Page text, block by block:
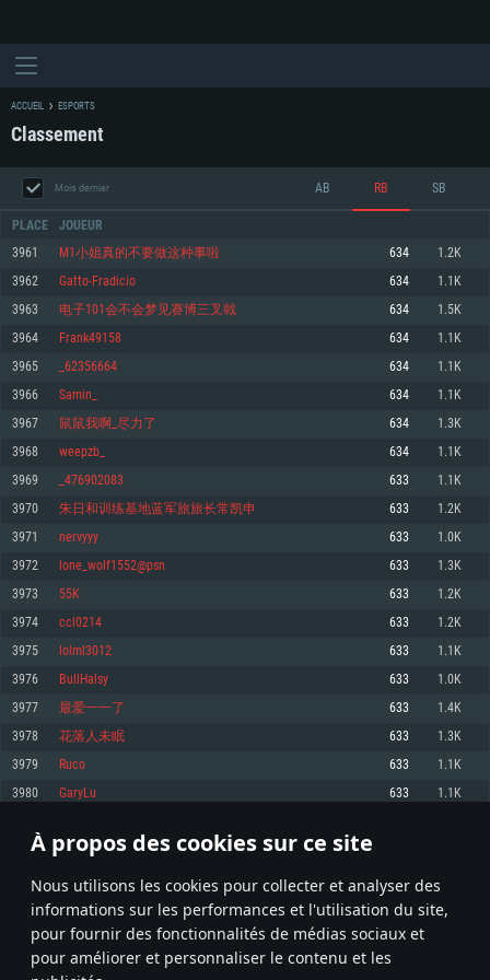
À propos des cookies sur ce site
Nous utilisons les cookies pour collecter et analyser des
informations sur les performances et l'utilisation du site,
pour fournir des fonctionnalités de médias sociaux et
pour améliorer et personnaliser le contenu et les
CONFIGURATION SYSTÈME REQUISE
Minimum
OS: Windows 10 (64 bit)
Processeur: Dual-Core 2.2 GHz
Mémoire: 4 GB
Carte graphique supportant DirectX 11: AMD Radeon 77XX / NVIDIA
GeForce GTX 660. La résolution minimale supportée par le jeu est de 720p
Connection: Connexion Internet à haut débit
Disque dur: 23.1 Go (client minimal)
Recommandée
1060 et plus, Radeon RX 570 et plus.
Disque dur: 75.9 Go (client complet)
Minimum
OS: Mac OS Big Sur 11.0 ou plus récent
Processeur: Core i5, minimum 2.2GHz (Les processeurs Intel Xeon ne sont
pas supportés)
Mémoire: 6 GB
Carte graphique: Intel Iris Pro 5200 (Mac), ou analogue AMD/Nvidia. La
résolution minimale supportée par le jeu est de 720p.
Connection: Connexion Internet à haut débit
Disque dur: 62,2 Go (client minimal)
Recommandée
OS: Mac OS Big Sur 11.0 ou plus récent
Processeur: Core i7 (Les processeurs Intel Xeon ne sont pas supportés)
Mémoire: 8 GB
Carte graphique: Radeon Vega II ou plus avec support de Metal
Disque dur: 62,2 Go (client complet)
Minimum
OS: Les configurations Linux 64 bits les plus modernes
Processeur: Dual-Core 2.4 GHz
Mémoire: 4 GB
Carte graphique: NVIDIA 660 avec les derniers drivers (moins de 6 mois) /
de même pour AMD (La résolution minimale supportée par le jeu est de
720p)
Connection: Connexion Internet à haut débit
Disque dur: 62,2 Go (client minimal)
Recommandée
OS: Ubuntu 20.04 64bit
Processeur: Intel Core i7
Mémoire: 8 GB
Carte graphique: NVIDIA 1060 avec les derniers drivers (moins de 6 mois) /
6 mois et supportant Vulkan
Connection: Connexion Internet à haut débit
Disque dur: 60,2 Go (client complet)
ACCUEIL ESPORTS
Classement
Mois dernier AB RB SB
PLACE JOUEUR
3961 M1小姐真的不要做这种事啦 634 1.2K
3962 Gatto-Fradicio 634 1.1K
3963 电子101会不会梦见赛博三叉戟 634 1.5K
3964 Frank49158 634 1.1K
3965 _62356664 634 1.1K
3966 Samin_ 634 1.1K
3967 鼠鼠我啊_尽力了 634 1.3K
3968 weepzb_ 634 1.1K
3969 _476902083 633 1.1K
3970 朱日和训练基地蓝军旅旅长常凯申 633 1.2K
3971 nervyyy 633 1.0K
3972 lone_wolf1552@psn 633 1.3K
3973 55K 633 1.2K
3974 ccl0214 633 1.2K
3975 lolml3012 633 1.1K
3976 BullHalsy 633 1.0K
3977 最爱一一了 633 1.4K
3978 花落人未眠 633 1.3K
3979 Ruco 633 1.1K
3980 GaryLu 633 1.1K
* Classement mis à jour quotidiennement
198 199 200 299